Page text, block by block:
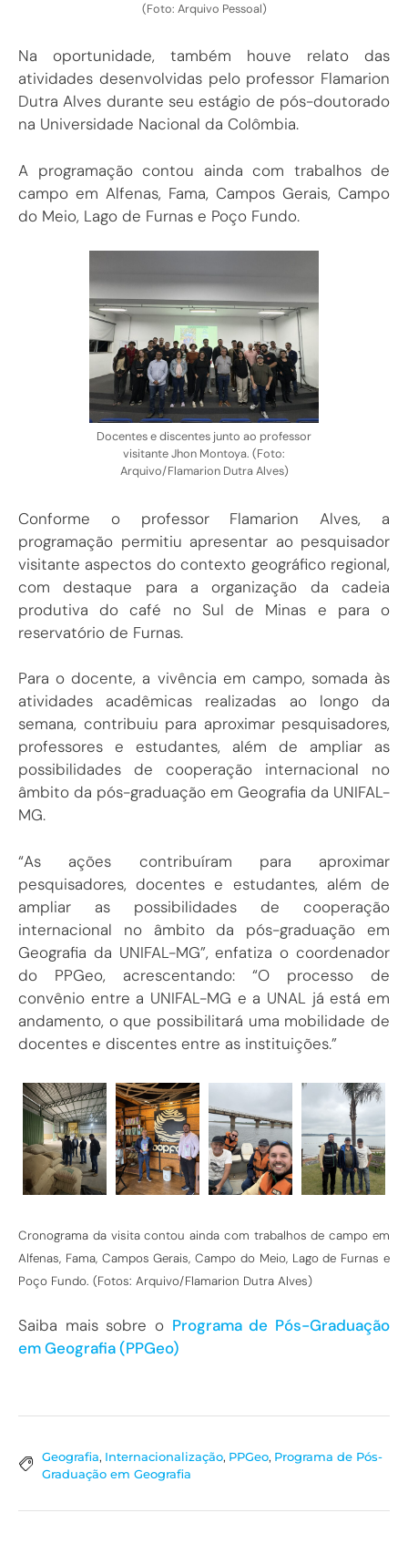
(Foto: Arquivo Pessoal)
Na oportunidade, também houve relato das
atividades desenvolvidas pelo professor Flamarion
Dutra Alves durante seu estágio de pós-doutorado
na Universidade Nacional da Colômbia.
A programação contou ainda com trabalhos de
campo em Alfenas, Fama, Campos Gerais, Campo
do Meio, Lago de Furnas e Poço Fundo.
Docentes e discentes junto ao professor
visitante Jhon Montoya. (Foto:
Arquivo/Flamarion Dutra Alves)
Conforme o professor Flamarion Alves, a
programação permitiu apresentar ao pesquisador
visitante aspectos do contexto geográfico regional,
com destaque para a organização da cadeia
produtiva do café no Sul de Minas e para o
reservatório de Furnas.
Para o docente, a vivência em campo, somada às
atividades acadêmicas realizadas ao longo da
semana, contribuiu para aproximar pesquisadores,
professores e estudantes, além de ampliar as
possibilidades de cooperação internacional no
âmbito da pós-graduação em Geografia da UNIFAL-
MG.
“As ações contribuíram para aproximar
pesquisadores, docentes e estudantes, além de
ampliar as possibilidades de cooperação
internacional no âmbito da pós-graduação em
Geografia da UNIFAL-MG”, enfatiza o coordenador
do PPGeo, acrescentando: “O processo de
convênio entre a UNIFAL-MG e a UNAL já está em
andamento, o que possibilitará uma mobilidade de
docentes e discentes entre as instituições.”
Cronograma da visita contou ainda com trabalhos de campo em
Alfenas, Fama, Campos Gerais, Campo do Meio, Lago de Furnas e
Poço Fundo. (Fotos: Arquivo/Flamarion Dutra Alves)
Saiba mais sobre o Programa de Pós-Graduação
em Geografia (PPGeo)
Geografia, Internacionalização, PPGeo, Programa de Pós-
Graduação em Geografia